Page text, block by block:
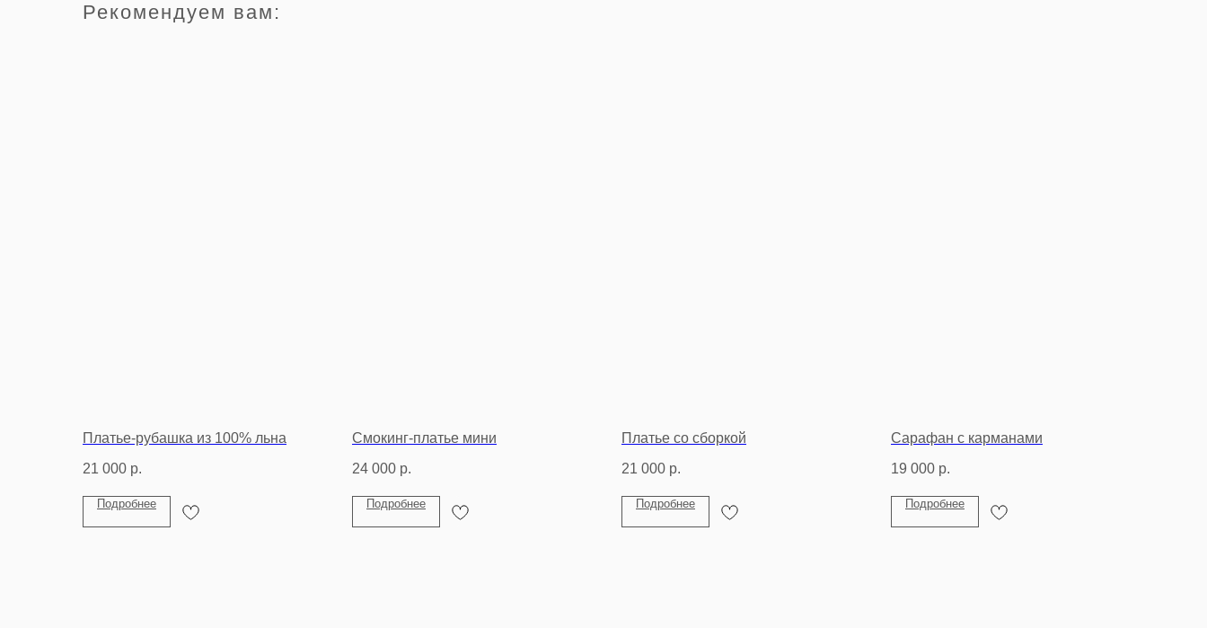
Рекомендуем вам:
Платье-рубашка из 100% льна
21 000 р.
Подробнее
Смокинг-платье мини
24 000 р.
Подробнее
Платье со сборкой
21 000 р.
Подробнее
Сарафан с карманами
19 000 р.
Подробнее